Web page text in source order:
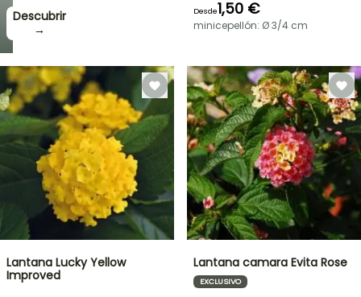
Descubrir
→
Desde1,50 €
minicepellón: Ø 3/4 cm
Lantana Lucky Yellow
Improved
Lantana camara Evita Rose
EXCLUSIVO